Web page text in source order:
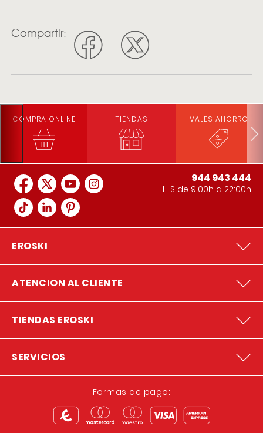
Compartir:
COMPRA ONLINE TIENDAS VALES AHORRO
944 943 444
L-S de 9:00h a 22:00h
EROSKI
ATENCION AL CLIENTE
TIENDAS EROSKI
SERVICIOS
Formas de pago: